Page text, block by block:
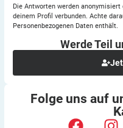
Die Antworten werden
deinem Profil verbunden. Achte
Personenbezogenen Daten enthält.
Werde Teil
Folge uns auf